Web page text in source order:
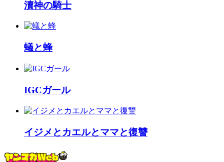
瀆神の騎士
蟻と蜂
IGCガール
イジメとカエルとママと復讐